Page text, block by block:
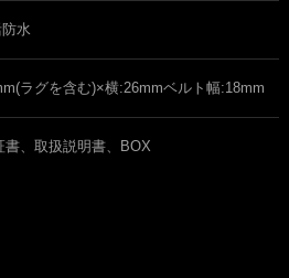
防水
ラグを含む)×横:26mmベルト幅:18mm
書、取扱説明書、BOX